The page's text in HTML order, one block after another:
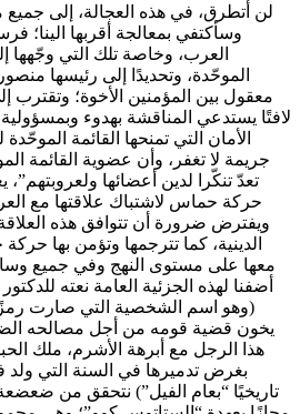
لن أتطرق، في هذه العجالة، إلى جميع
وسأكتفي بمعالجة أقربها الينا؛
العرب، وخاصة تلك التي وجّهها
الموحّدة، وتحديدًا إلى رئيسها
معقول بين المؤمنين الأخوة؛ وتقترب
لافتًا يستدعي المناقشة بهدوء
الأمان التي تمنحها القائمة
جريمة لا تغفر، وأن عضوية القائمة
تعدّ تنكّرا لدين أعضائها
حركة حماس لاشتباك علاقتها مع
ويفترض ضرورة أن تتوافق هذه
الدينية، كما تترجمها وتؤمن بها
معها على مستوى النهج وفي جميع وسائل
أضفنا لهذه الجزئية العامة نعته
(وهو اسم الشخصية التي صارت
يخون قضية قومه من أجل مصالحه
هذا الرجل مع أبرهة الأشرم، ملك
بغرض تدميرها في السنة التي
تاريخيًا “بعام الفيل”) نتحقق من